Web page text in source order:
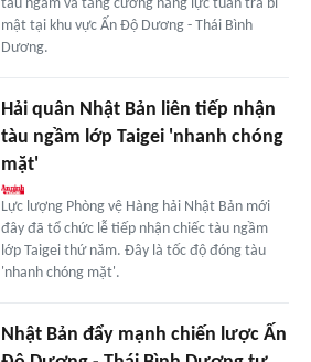
tàu ngầm và tăng cường năng lực tuần tra bí
mật tại khu vực Ấn Độ Dương - Thái Bình
Dương.
Hải quân Nhật Bản liên tiếp nhận
tàu ngầm lớp Taigei 'nhanh chóng
mặt'
Lực lượng Phòng vệ Hàng hải Nhật Bản mới
đây đã tổ chức lễ tiếp nhận chiếc tàu ngầm
lớp Taigei thứ năm. Đây là tốc độ đóng tàu
'nhanh chóng mặt'.
Nhật Bản đẩy mạnh chiến lược Ấn